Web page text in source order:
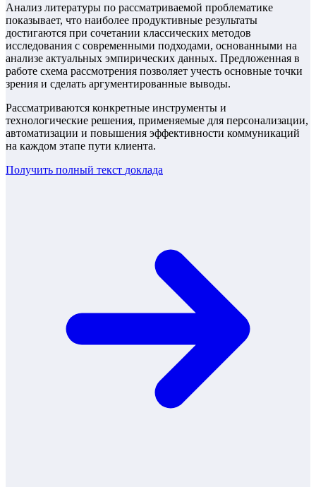
Анализ литературы по рассматриваемой проблематике
показывает, что наиболее продуктивные результаты
достигаются при сочетании классических методов
исследования с современными подходами, основанными на
анализе актуальных эмпирических данных. Предложенная в
работе схема рассмотрения позволяет учесть основные точки
зрения и сделать аргументированные выводы.
Рассматриваются конкретные инструменты и
технологические решения, применяемые для персонализации,
автоматизации и повышения эффективности коммуникаций
на каждом этапе пути клиента.
Получить полный текст доклада